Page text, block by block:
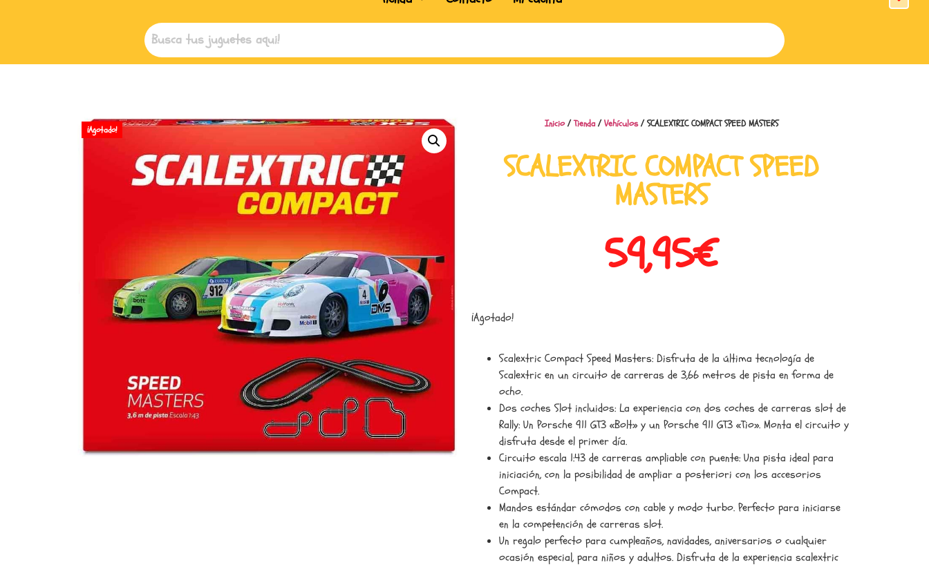
¡Agotado! Inicio/Tienda/Vehículos/ SCALEXTRIC COMPACT SPEED MASTERS
SCALEXTRIC COMPACT SPEED
MASTERS
59,95€
¡Agotado!
Scalextric Compact Speed Masters: Disfruta de la última tecnología de
Scalextric en un circuito de carreras de 3,66 metros de pista en forma de
ocho.
Dos coches Slot incluidos: La experiencia con dos coches de carreras slot de
Rally: Un Porsche 911 GT3 «Bolt» y un Porsche 911 GT3 «Tio». Monta el circuito y
disfruta desde el primer día.
Circuito escala 1:43 de carreras ampliable con puente: Una pista ideal para
iniciación, con la posibilidad de ampliar a posteriori con los accesorios
Compact.
Mandos estándar cómodos con cable y modo turbo. Perfecto para iniciarse
en la competención de carreras slot.
Un regalo perfecto para cumpleaños, navidades, aniversarios o cualquier
ocasión especial, para niños y adultos. Disfruta de la experiencia scalextric